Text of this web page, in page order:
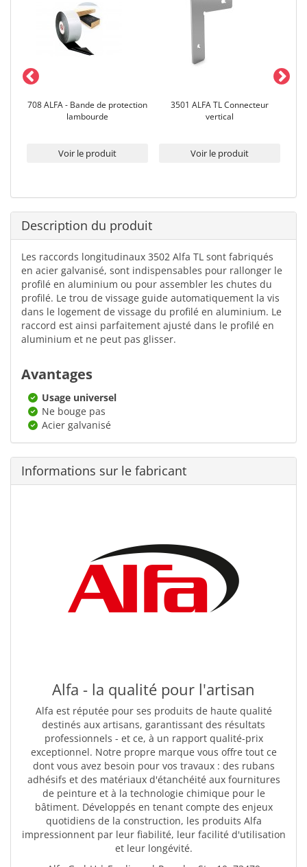
708 ALFA - Bande de protection
lambourde
Voir le produit
3501 ALFA TL Connecteur
vertical
Voir le produit
Description du produit
Les raccords longitudinaux 3502 Alfa TL sont fabriqués
en acier galvanisé, sont indispensables pour rallonger le
profilé en aluminium ou pour assembler les chutes du
profilé. Le trou de vissage guide automatiquement la vis
dans le logement de vissage du profilé en aluminium. Le
raccord est ainsi parfaitement ajusté dans le profilé en
aluminium et ne peut pas glisser.
Avantages
Usage universel
Ne bouge pas
Acier galvanisé
Informations sur le fabricant
Alfa - la qualité pour l'artisan
Alfa est réputée pour ses produits de haute qualité
destinés aux artisans, garantissant des résultats
professionnels - et ce, à un rapport qualité-prix
exceptionnel. Notre propre marque vous offre tout ce
dont vous avez besoin pour vos travaux : des rubans
adhésifs et des matériaux d'étanchéité aux fournitures
de peinture et à la technologie chimique pour le
bâtiment. Développés en tenant compte des enjeux
quotidiens de la construction, les produits Alfa
impressionnent par leur fiabilité, leur facilité d'utilisation
et leur longévité.